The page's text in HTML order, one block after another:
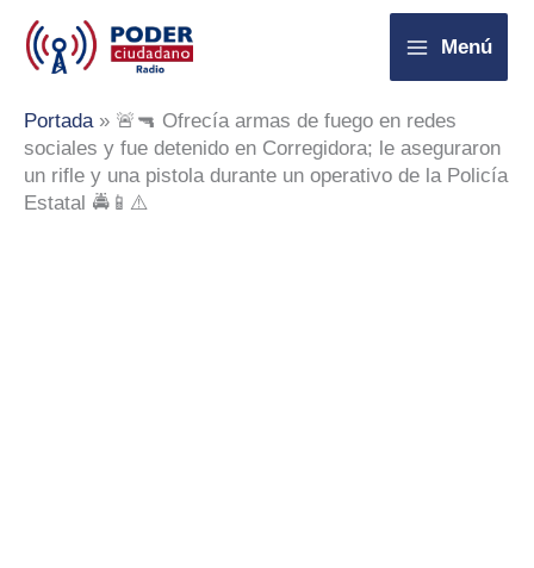
contenido
Menú
Portada» 🚨🔫 Ofrecía armas de fuego en redes
sociales y fue detenido en Corregidora; le aseguraron
un rifle y una pistola durante un operativo de la Policía
Estatal 🚔📱⚠️